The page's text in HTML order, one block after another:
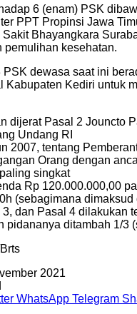
6 (enam) PSK
PPT Propinsi Jawa
Sakit Bhayangkara
pemulihan kesehatan.
PSK dewasa saat ini
Kabupaten Kediri untuk
dijerat Pasal 2 Jouncto
Undang RI
2007, tentang
Orang dengan
singkat
Rp 120.000.000,00
(sebagimana dimaksud
dan Pasal 4 dilakukan
pidananya ditambah 1/3
2021
WhatsApp Telegram